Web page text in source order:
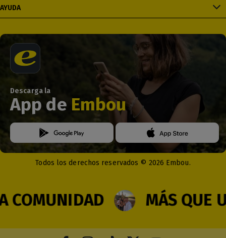
AYUDA
Descarga la
App de Embou
Todos los derechos reservados © 2026 Embou.
MÁS QUE